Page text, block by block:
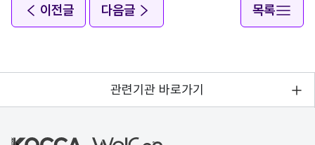
이전글 다음글 목록
관련기관 바로가기